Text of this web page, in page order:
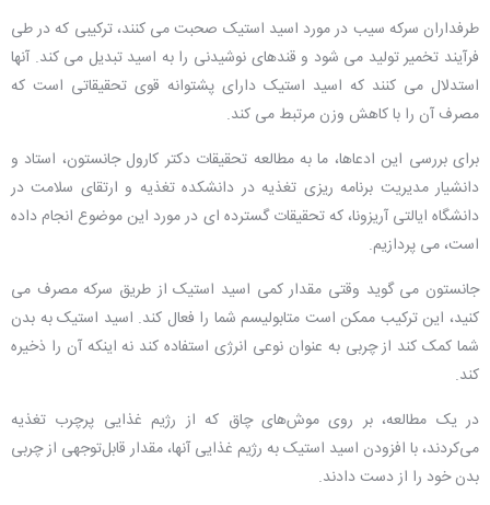
طرفداران سرکه سیب در مورد اسید استیک صحبت می کنند، ترکیبی که در طی
فرآیند تخمیر تولید می شود و قندهای نوشیدنی را به اسید تبدیل می کند. آنها
استدلال می کنند که اسید استیک دارای پشتوانه قوی تحقیقاتی است که
مصرف آن را با کاهش وزن مرتبط می کند.
برای بررسی این ادعاها، ما به مطالعه تحقیقات دکتر کارول جانستون، استاد و
دانشیار مدیریت برنامه ریزی تغذیه در دانشکده تغذیه و ارتقای سلامت در
دانشگاه ایالتی آریزونا، که تحقیقات گسترده ای در مورد این موضوع انجام داده
است، می پردازیم.
جانستون می گوید وقتی مقدار کمی اسید استیک از طریق سرکه مصرف می
کنید، این ترکیب ممکن است متابولیسم شما را فعال کند. اسید استیک به بدن
شما کمک کند از چربی به عنوان نوعی انرژی استفاده کند نه اینکه آن را ذخیره
کند.
در یک مطالعه، بر روی موش‌های چاق که از رژیم‌ غذایی پرچرب تغذیه
می‌کردند، با افزودن اسید استیک به رژیم غذایی آنها، مقدار قابل‌توجهی از چربی
بدن خود را از دست دادند.